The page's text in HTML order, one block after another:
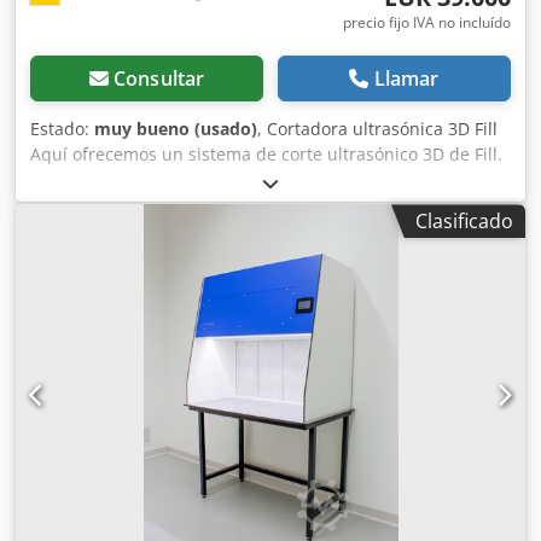
precio fijo IVA no incluído
Consultar Llamar
Estado: muy bueno (usado), Cortadora ultrasónica 3D Fill
Aquí ofrecemos un sistema de corte ultrasónico 3D de Fill.
CORTADORA ULTRASÓNICA 3D FILL CORTADORA
ULTRASÓNICA 3D La cortadora ultrasónica 3D de Fill
permite el corte tridimensional de contornos de plásticos
reforzados con fibra mediante sistemas de corte activados
por ultrasonido. Sus ventajas: Carga y descarga
ergonómicas Creación sencilla de programas de corte
(control NC) Diseño de la máquina que ahorra espacio
(alternativa al robot) Alta repetibilidad Alta estabilidad del
proceso Cambio de herramientas sencillo y rápido Posible
integración en una cadena de procesos completa El
principio: El pórtico de eje lineal permite una guía precisa
de la cuchilla ultrasónica con poco espacio y una
cinemática sencilla. Gracias al control CNC Siemens 840 D,
el dispositivo de corte se puede programar como una
máquina herramienta. Dsdpezdy Iaofx Ah Ssck Las
Clasificado